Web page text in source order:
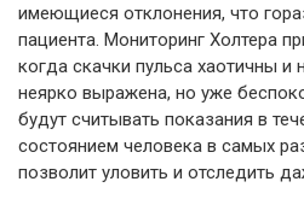
имеющиеся отклонения, что
пациента. Мониторинг Холтера
когда скачки пульса хаотичны и
неярко выражена, но уже
будут считывать показания в
состоянием человека в самых
позволит уловить и отследить